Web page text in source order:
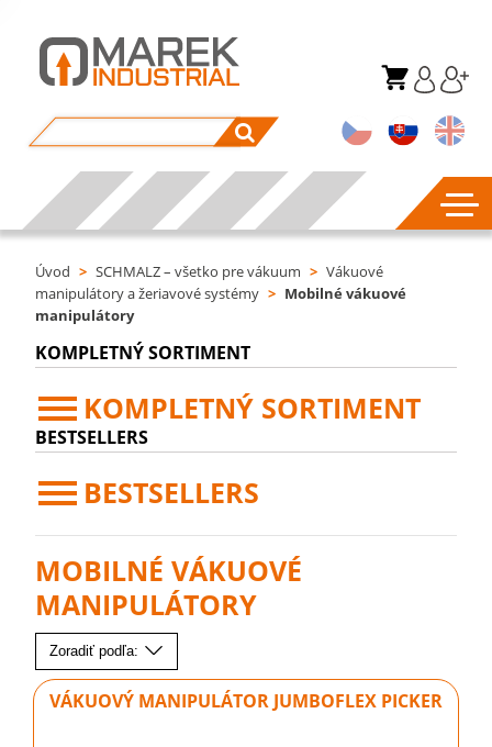
Úvod > SCHMALZ – všetko pre vákuum > Vákuové
manipulátory a žeriavové systémy > Mobilné vákuové
manipulátory
KOMPLETNÝ SORTIMENT
KOMPLETNÝ SORTIMENT
BESTSELLERS
BESTSELLERS
MOBILNÉ VÁKUOVÉ
MANIPULÁTORY
Zoradiť podľa:
VÁKUOVÝ MANIPULÁTOR JUMBOFLEX PICKER